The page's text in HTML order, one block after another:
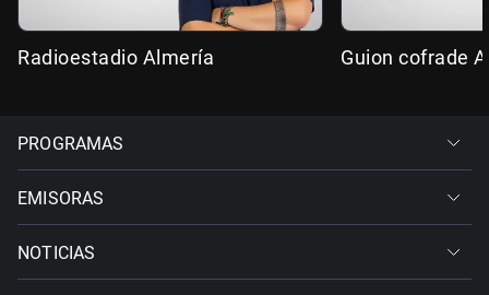
Radioestadio Almería Guion cofrade
PROGRAMAS
EMISORAS
NOTICIAS